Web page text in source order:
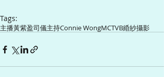
Tags:
主播黃紫盈司儀主持Connie WongMCTVB緍紗攝影